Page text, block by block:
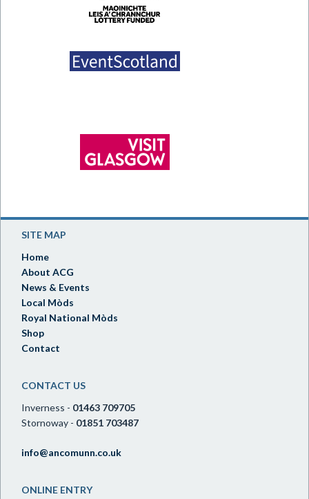
SITE MAP
Home
About ACG
News & Events
Local Mòds
Royal National Mòds
Shop
Contact
CONTACT US
Inverness - 01463 709705
Stornoway - 01851 703487
info@ancomunn.co.uk
ONLINE ENTRY